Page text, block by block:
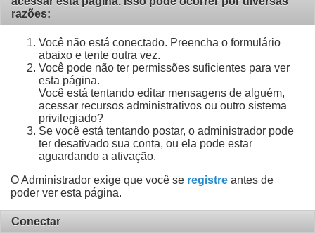
razões:
Você não está conectado. Preencha o formulário
abaixo e tente outra vez.
Você pode não ter permissões suficientes para ver
esta página.
Você está tentando editar mensagens de alguém,
acessar recursos administrativos ou outro sistema
privilegiado?
Se você está tentando postar, o administrador pode
ter desativado sua conta, ou ela pode estar
aguardando a ativação.
O Administrador exige que você se registre antes de
poder ver esta página.
Conectar